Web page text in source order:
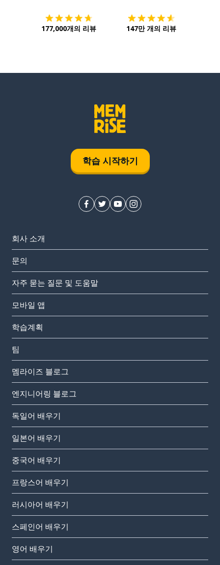
177,000개의 리뷰 147만 개의 리뷰
학습 시작하기
회사 소개
문의
자주 묻는 질문 및 도움말
모바일 앱
학습계획
팀
멤라이즈 블로그
엔지니어링 블로그
독일어 배우기
일본어 배우기
중국어 배우기
프랑스어 배우기
러시아어 배우기
스페인어 배우기
영어 배우기